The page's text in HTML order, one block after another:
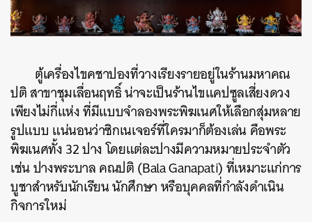
ตู้เครื่องไขคชาปองที่วางเรียงรายอยู่ในร้านมหาคณ
ปติ สาขาชุมเลื่อนฤทธิ์ น่าจะเป็นร้านไขแคปซูลเสี่ยงดวง
เพียงไม่กี่แห่ง ที่มีแบบจำลองพระพิฆเนศให้เลือกสุ่มหลาย
รูปแบบ แน่นอนว่าซิกเนเจอร์ที่ใครมาก็ต้องเล่น คือพระ
พิฆเนศทั้ง 32 ปาง โดยแต่ละปางมีความหมายประจำตัว
เช่น ปางพระบาล คณปติ (Bala Ganapati) ที่เหมาะแก่การ
บูชาสำหรับนักเรียน นักศึกษา หรือบุคคลที่กำลังดำเนิน
กิจการใหม่